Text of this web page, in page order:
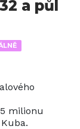
a půl
milionu